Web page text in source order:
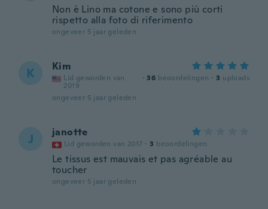
Non è Lino ma cotone e sono più corti
rispetto alla foto di riferimento
ongeveer 5 jaar geleden
K Kim
Lid geworden van
2019
· 36 beoordelingen · 3 uploads
ongeveer 5 jaar geleden
J janotte
Lid geworden van 2017 · 3 beoordelingen
Le tissus est mauvais et pas agréable au
toucher
ongeveer 5 jaar geleden